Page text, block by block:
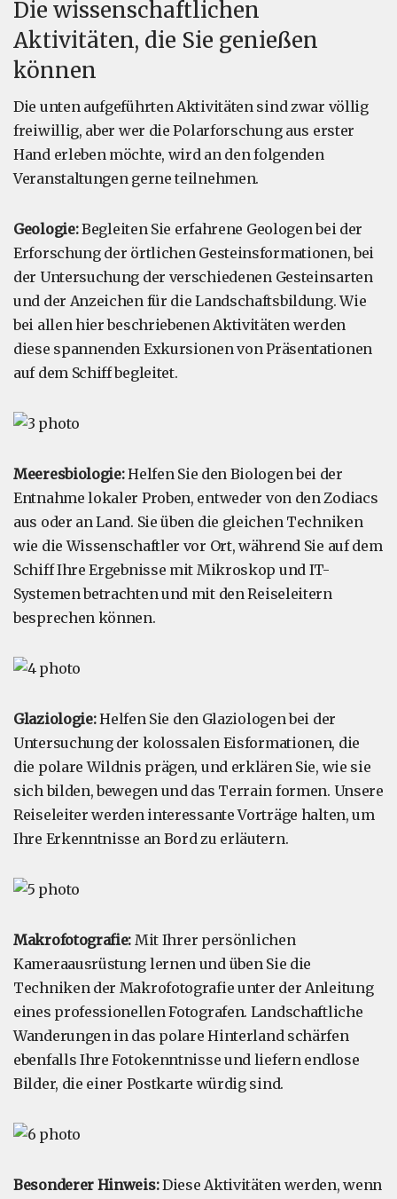
Die wissenschaftlichen
Aktivitäten, die Sie genießen
können
Die unten aufgeführten Aktivitäten sind zwar völlig
freiwillig, aber wer die Polarforschung aus erster
Hand erleben möchte, wird an den folgenden
Veranstaltungen gerne teilnehmen.
Geologie:Begleiten Sie erfahrene Geologen bei der
Erforschung der örtlichen Gesteinsformationen, bei
der Untersuchung der verschiedenen Gesteinsarten
und der Anzeichen für die Landschaftsbildung. Wie
bei allen hier beschriebenen Aktivitäten werden
diese spannenden Exkursionen von Präsentationen
auf dem Schiff begleitet.
Meeresbiologie:Helfen Sie den Biologen bei der
Entnahme lokaler Proben, entweder von den Zodiacs
aus oder an Land. Sie üben die gleichen Techniken
wie die Wissenschaftler vor Ort, während Sie auf dem
Schiff Ihre Ergebnisse mit Mikroskop und IT-
Systemen betrachten und mit den Reiseleitern
besprechen können.
Glaziologie:Helfen Sie den Glaziologen bei der
Untersuchung der kolossalen Eisformationen, die
die polare Wildnis prägen, und erklären Sie, wie sie
sich bilden, bewegen und das Terrain formen. Unsere
Reiseleiter werden interessante Vorträge halten, um
Ihre Erkenntnisse an Bord zu erläutern.
Makrofotografie: Mit Ihrer persönlichen
Kameraausrüstung lernen und üben Sie die
Techniken der Makrofotografie unter der Anleitung
eines professionellen Fotografen. Landschaftliche
Wanderungen in das polare Hinterland schärfen
ebenfalls Ihre Fotokenntnisse und liefern endlose
Bilder, die einer Postkarte würdig sind.
Besonderer Hinweis:Diese Aktivitäten werden, wenn